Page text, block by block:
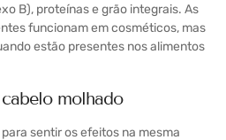
B), proteínas e grão integrais. As
funcionam em cosméticos, mas
estão presentes nos alimentos
molhado
sentir os efeitos na mesma